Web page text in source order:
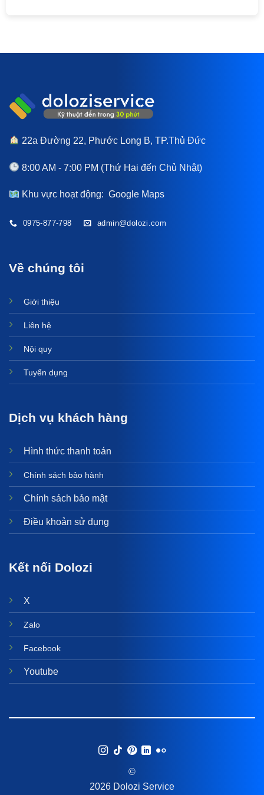
22a Đường 22, Phước Long B, TP.Thủ Đức
8:00 AM - 7:00 PM (Thứ Hai đến Chủ Nhật)
Khu vực hoạt động:Google Maps
0975-877-798 admin@dolozi.com
Về chúng tôi
Giới thiệu
Liên hệ
Nội quy
Tuyển dụng
Dịch vụ khách hàng
Hình thức thanh toán
Chính sách bảo hành
Chính sách bảo mật
Điều khoản sử dụng
Kết nối Dolozi
X
Zalo
Facebook
Youtube
©
2026 Dolozi Service